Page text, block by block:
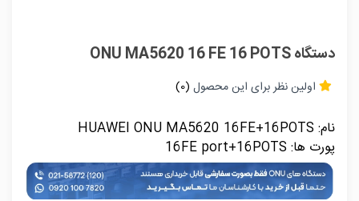
دستگاه ONU MA5620 16 FE 16 POTS
اولین نظر برای این محصول (0)
نام: HUAWEI ONU MA5620 16FE+16POTS
پورت ها: 16FE port+16POTS